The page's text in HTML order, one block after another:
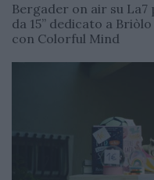
Bergader on air su
da 15” dedicato a
con Colorful Mind